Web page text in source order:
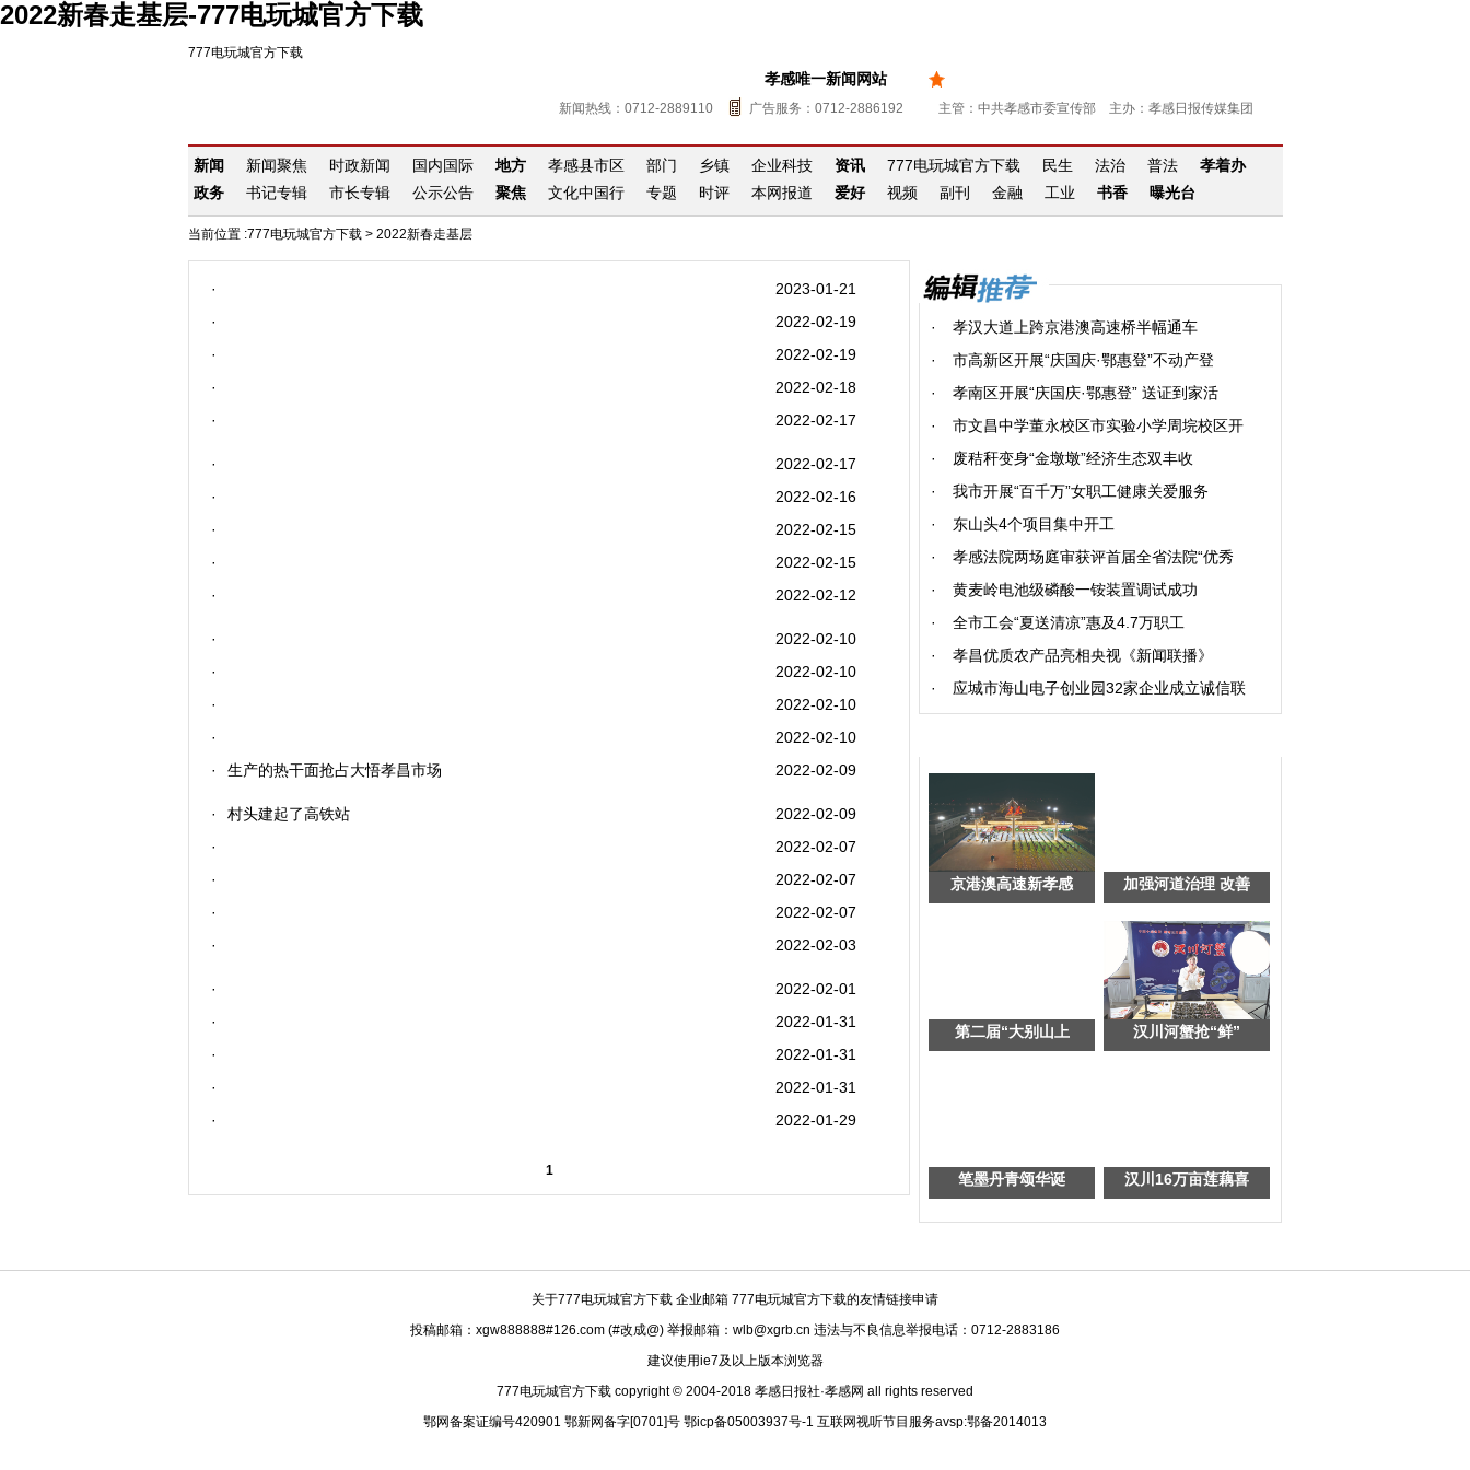
2022新春走基层-777电玩城官方下载
777电玩城官方下载
孝感唯一新闻网站
新闻热线：0712-2889110 广告服务：0712-2886192 主管：中共孝感市委宣传部 主办：孝感日报传媒集团
新闻 新闻聚焦 时政新闻 国内国际 地方 孝感县市区 部门 乡镇 企业科技 资讯 777电玩城官方下载 民生 法治 普法
孝着办
政务
书记专辑 市长专辑 公示公告 聚焦 文化中国行 专题 时评 本网报道 爱好 视频 副刊 金融 工业 书香 曝光台
当前位置 :777电玩城官方下载 > 2022新春走基层
2023-01-21
·
2022-02-19
·
2022-02-19
·
2022-02-18
·
2022-02-17
·
2022-02-17
·
2022-02-16
·
2022-02-15
·
2022-02-15
·
2022-02-12
·
2022-02-10
·
2022-02-10
·
2022-02-10
·
2022-02-10
·
2022-02-09
· 生产的热干面抢占大悟孝昌市场
2022-02-09
·
村头建起了高铁站
2022-02-07
·
2022-02-07
·
2022-02-07
·
2022-02-03
·
2022-02-01
·
2022-01-31
·
2022-01-31
·
2022-01-31
·
2022-01-29
·
1
·
孝汉大道上跨京港澳高速桥半幅通车
·
市高新区开展“庆国庆·鄂惠登”不动产登
·
孝南区开展“庆国庆·鄂惠登” 送证到家活
·
市文昌中学董永校区市实验小学周垸校区开
·
废秸秆变身“金墩墩”经济生态双丰收
·
我市开展“百千万”女职工健康关爱服务
·
东山头4个项目集中开工
·
孝感法院两场庭审获评首届全省法院“优秀
·
黄麦岭电池级磷酸一铵装置调试成功
·
全市工会“夏送清凉”惠及4.7万职工
·
孝昌优质农产品亮相央视《新闻联播》
·
应城市海山电子创业园32家企业成立诚信联
京港澳高速新孝感 加强河道治理 改善
第二届“大别山上 汉川河蟹抢“鲜”
笔墨丹青颂华诞 汉川16万亩莲藕喜
关于777电玩城官方下载 企业邮箱 777电玩城官方下载的友情链接申请
投稿邮箱：xgw888888#126.com (#改成@) 举报邮箱： wlb@xgrb.cn 违法与不良信息举报电话：0712-2883186
建议使用ie7及以上版本浏览器
777电玩城官方下载 copyright © 2004-2018 孝感日报社·孝感网 all rights reserved
鄂网备案证编号420901 鄂新网备字[0701]号 鄂icp备05003937号-1 互联网视听节目服务avsp:鄂备2014013